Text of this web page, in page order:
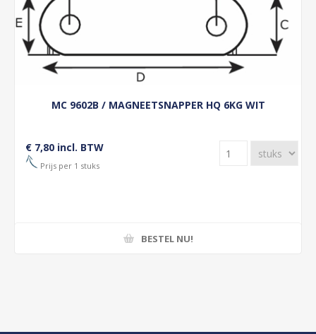
MC 9602B / MAGNEETSNAPPER HQ 6KG WIT
€ 7,80 incl. BTW
Prijs per 1 stuks
BESTEL NU!